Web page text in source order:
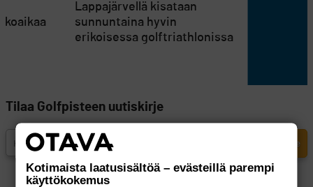
Lappajärvellä kisataan
sunnuntaina hyvin
erikoisessa golftriathlonissa
Tilaa Golfpisteen uutiskirje
Kotimaista laatusisältöä – evästeillä parempi
käyttökokemus